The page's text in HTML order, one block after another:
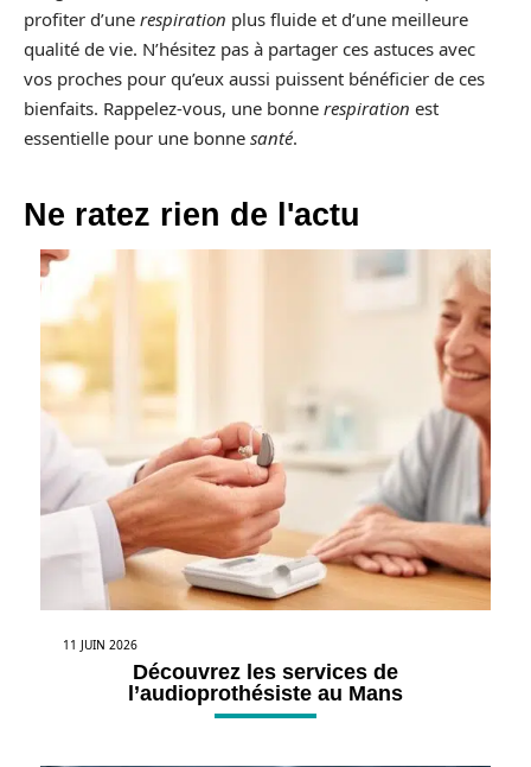
profiter d’une respiration plus fluide et d’une meilleure
qualité de vie. N’hésitez pas à partager ces astuces avec
vos proches pour qu’eux aussi puissent bénéficier de ces
bienfaits. Rappelez-vous, une bonne respiration est
essentielle pour une bonne santé.
Ne ratez rien de l'actu
11 JUIN 2026
Découvrez les services de
l’audioprothésiste au Mans